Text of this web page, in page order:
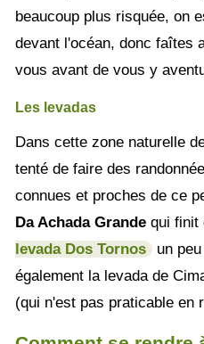
beaucoup plus risquée, on
devant l'océan, donc faîtes
vous avant de vous y
Les levadas
Dans cette zone naturelle
tenté de faire des
connues et proches de ce
Da Achada Grandequi finit
levada Dos Tornos un peu
également la levada de
(qui n'est pas praticable en